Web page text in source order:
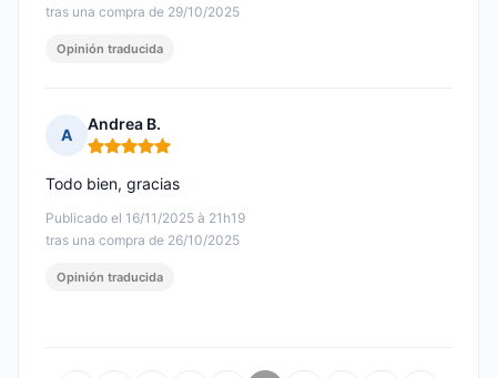
tras una compra de 29/10/2025
Opinión traducida
A
Andrea B.
Nota: 5 de 5
Publicado el 16/11/2025 à 21h19
tras una compra de 26/10/2025
Todo bien, gracias
Opinión traducida